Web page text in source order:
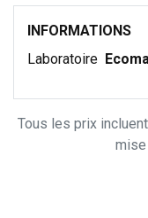
INFORMATIONS
Laboratoire
Tous les prix